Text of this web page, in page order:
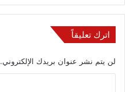
اترك تعليقاً
لن يتم نشر عنوان بريدك الإلكتروني.